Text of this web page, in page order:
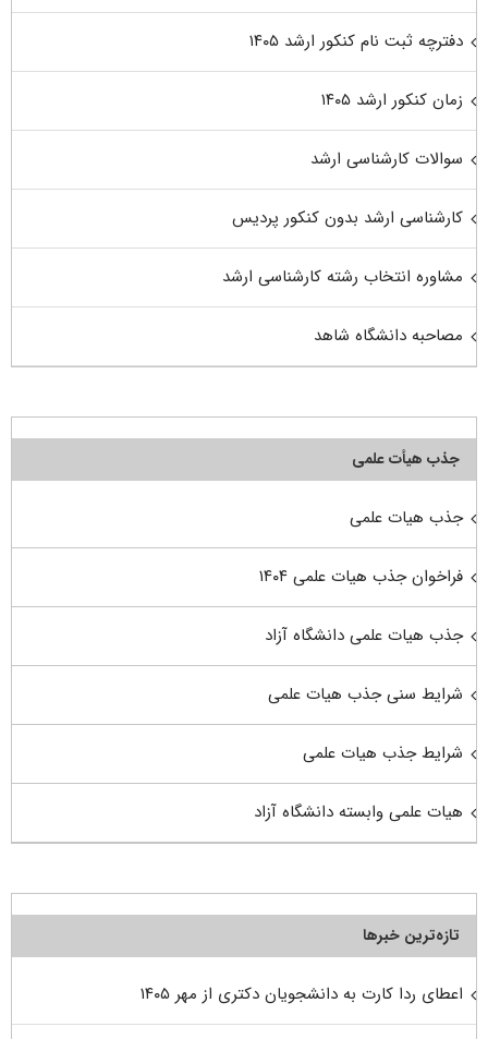
دفترچه ثبت نام کنکور ارشد ۱۴۰۵
زمان کنکور ارشد ۱۴۰۵
سوالات کارشناسی ارشد
کارشناسی ارشد بدون کنکور پردیس
مشاوره انتخاب رشته کارشناسی ارشد
مصاحبه دانشگاه شاهد
جذب هیأت علمی
جذب هیات علمی
فراخوان جذب هیات علمی ۱۴۰۴
جذب هیات علمی دانشگاه آزاد
شرایط سنی جذب هیات علمی
شرایط جذب هیات علمی
هیات علمی وابسته دانشگاه آزاد
تازه‌ترین خبرها
اعطای ردا کارت به دانشجویان دکتری از مهر ۱۴۰۵